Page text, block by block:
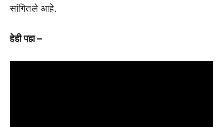
सांगितले आहे.
हेही पहा –